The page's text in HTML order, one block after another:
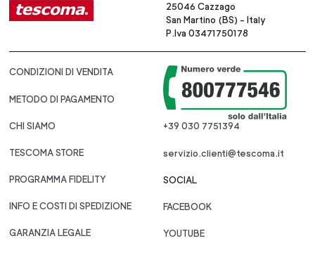
25046 Cazzago
San Martino (BS) - Italy
P.Iva 03471750178
CONDIZIONI DI VENDITA
METODO DI PAGAMENTO
CHI SIAMO
TESCOMA STORE
PROGRAMMA FIDELITY
INFO E COSTI DI SPEDIZIONE
GARANZIA LEGALE
+39 030 7751394
servizio.clienti@tescoma.it
SOCIAL
FACEBOOK
YOUTUBE